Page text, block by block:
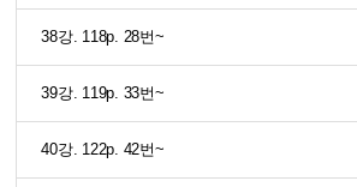
38강. 118p. 28번~
39강. 119p. 33번~
40강. 122p. 42번~